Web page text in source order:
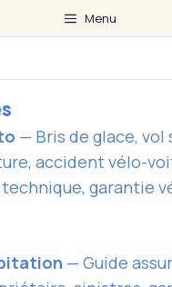
Menu
— Bris de glace, vol
accident vélo-
garantie
— Guide